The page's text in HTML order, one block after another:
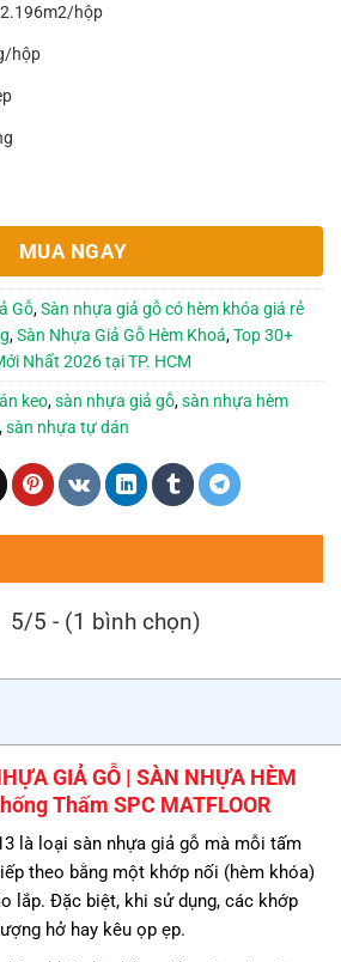
hộp
hộp
MUA NGAY
Gỗ,Sàn nhựa giả gỗ có hèm khóa giá rẻ
,Sàn Nhựa Giả Gỗ Hèm Khoá,Top 30+
Nhất 2026 tại TP. HCM
keo,sàn nhựa giả gỗ,sàn nhựa hèm
,sàn nhựa tự dán
5/5 - (1 bình chọn)
GIẢ GỖ | SÀN NHỰA HÈM
Thấm SPC MATFLOOR
là loại sàn nhựa giả gỗ mà mỗi tấm
theo bằng một khớp nối (hèm khóa)
lắp. Đặc biệt, khi sử dụng, các khớp
hở hay kêu ọp ẹp.